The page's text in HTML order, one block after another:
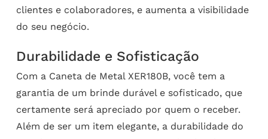
clientes e colaboradores, e aumenta a visibilidade
do seu negócio.
Durabilidade e Sofisticação
Com a Caneta de Metal XER180B, você tem a
garantia de um brinde durável e sofisticado, que
certamente será apreciado por quem o receber.
Além de ser um item elegante, a durabilidade do